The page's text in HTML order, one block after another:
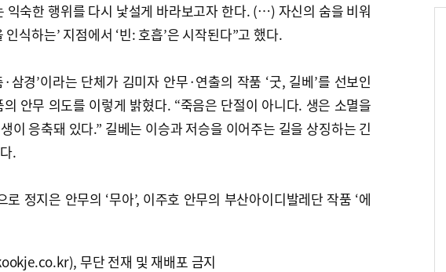
익숙한 행위를 다시 낯설게 바라보고자 한다. (…) 자신의 숨을 비워
인식하는’ 지점에서 ‘빈: 호흡’은 시작된다”고 했다.
삼경’이라는 단체가 김미자 안무·연출의 작품 ‘굿, 길베’를 선보인
의 안무 의도를 이렇게 밝혔다. “죽음은 단절이 아니다. 생은 소멸을
이 응축돼 있다.” 길베는 이승과 저승을 이어주는 길을 상징하는 긴
.
정지은 안무의 ‘무아’, 이주호 안무의 부산아이디발레단 작품 ‘에
무단 전재 및 재배포 금지